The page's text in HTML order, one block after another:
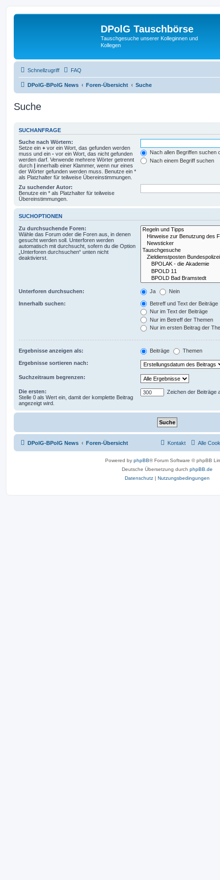
DPolG Tauschbörse
Tauschgesuche unserer Kolleginnen und
Kollegen
Schnellzugriff FAQ
DPolG-BPolG News Foren-Übersicht Suche
Suche
SUCHANFRAGE
Suche nach Wörtern:
Setze ein + vor ein Wort, das gefunden werden
muss und ein - vor ein Wort, das nicht gefunden
werden darf. Verwende mehrere Wörter getrennt
durch | innerhalb einer Klammer, wenn nur eines
der Wörter gefunden werden muss. Benutze ein *
als Platzhalter für teilweise Übereinstimmungen.
Nach allen Begriffen suchen
Nach einem Begriff suchen
Zu suchender Autor:
Benutze ein * als Platzhalter für teilweise
Übereinstimmungen.
SUCHOPTIONEN
Zu durchsuchende Foren:
Wähle das Forum oder die Foren aus, in denen
gesucht werden soll. Unterforen werden
automatisch mit durchsucht, sofern du die Option
„Unterforen durchsuchen“ unten nicht
deaktivierst.
Unterforen durchsuchen: Ja Nein
Innerhalb suchen:
Betreff und Text der Beiträge
Nur im Text der Beiträge
Nur im Betreff der Themen
Nur im ersten Beitrag der
Ergebnisse anzeigen als: Beiträge Themen
Ergebnisse sortieren nach:
Suchzeitraum begrenzen:
Die ersten:
Stelle 0 als Wert ein, damit der komplette Beitrag
angezeigt wird.
Zeichen der Beiträge
DPolG-BPolG News Foren-Übersicht Alle
Kontakt
Powered by phpBB® Forum Software © phpBB
Deutsche Übersetzung durch phpBB.de
Datenschutz | Nutzungsbedingungen